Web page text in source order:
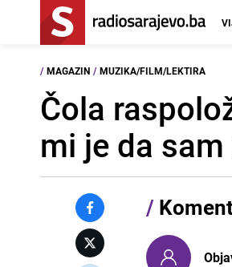
/ MAGAZIN / MUZIKA/FILM/LEKTIRA
Čola
mi je da
/